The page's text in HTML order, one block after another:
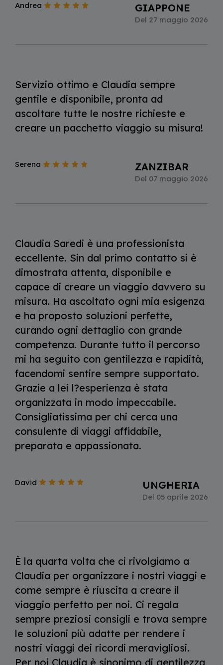
Andrea GIAPPONE
Del 27 maggio 2026
Servizio ottimo e Claudia sempre
gentile e disponibile, pronta ad
ascoltare tutte le nostre richieste e
creare un pacchetto viaggio su misura!
Serena ZANZIBAR
Del 07 maggio 2026
Claudia Saredi è una professionista
eccellente. Sin dal primo contatto si è
dimostrata attenta, disponibile e
capace di creare un viaggio davvero su
misura. Ha ascoltato ogni mia esigenza
e ha proposto soluzioni perfette,
curando ogni dettaglio con grande
competenza. Durante tutto il percorso
mi ha seguito con gentilezza e rapidità,
facendomi sentire sempre supportato.
Grazie a lei l?esperienza è stata
organizzata in modo impeccabile.
Consigliatissima per chi cerca una
consulente di viaggi affidabile,
preparata e appassionata.
David UNGHERIA
Del 05 aprile 2026
È la quarta volta che ci rivolgiamo a
Claudia per organizzare i nostri viaggi e
come sempre è riuscita a creare il
viaggio perfetto per noi. Ci regala
sempre preziosi consigli e trova sempre
le soluzioni più adatte per rendere i
nostri viaggi dei ricordi meravigliosi.
Per noi Claudia è sinonimo di gentilezza,